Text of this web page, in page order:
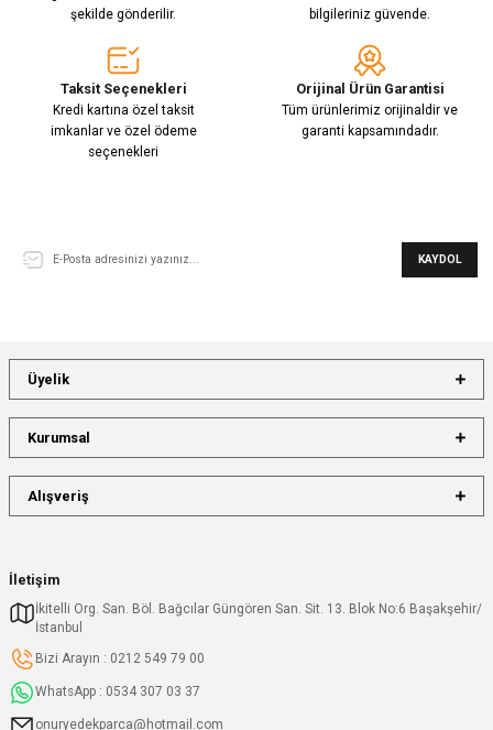
şekilde gönderilir.
bilgileriniz güvende.
Taksit Seçenekleri
Kredi kartına özel taksit
imkanlar ve özel ödeme
seçenekleri
Orijinal Ürün Garantisi
Tüm ürünlerimiz orijinaldir ve
garanti kapsamındadır.
KAYDOL
İletişim
İkitelli Org. San. Böl. Bağcılar Güngören San. Sit. 13. Blok No:6 Başakşehir/
İstanbul
Bizi Arayın : 0212 549 79 00
WhatsApp : 0534 307 03 37
onuryedekparca@hotmail.com
Üyelik
Kurumsal
Alışveriş